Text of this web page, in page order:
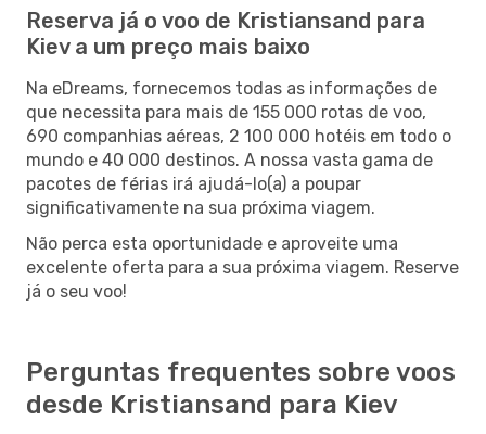
Reserva já o voo de Kristiansand para
Kiev a um preço mais baixo
Na eDreams, fornecemos todas as informações de
que necessita para mais de 155 000 rotas de voo,
690 companhias aéreas, 2 100 000 hotéis em todo o
mundo e 40 000 destinos. A nossa vasta gama de
pacotes de férias irá ajudá-lo(a) a poupar
significativamente na sua próxima viagem.
Não perca esta oportunidade e aproveite uma
excelente oferta para a sua próxima viagem. Reserve
já o seu voo!
Perguntas frequentes sobre voos
desde Kristiansand para Kiev